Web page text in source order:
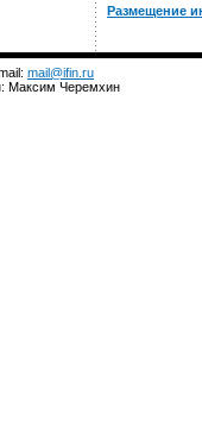
Размещение
mail@ifin.ru
Максим Черемхин